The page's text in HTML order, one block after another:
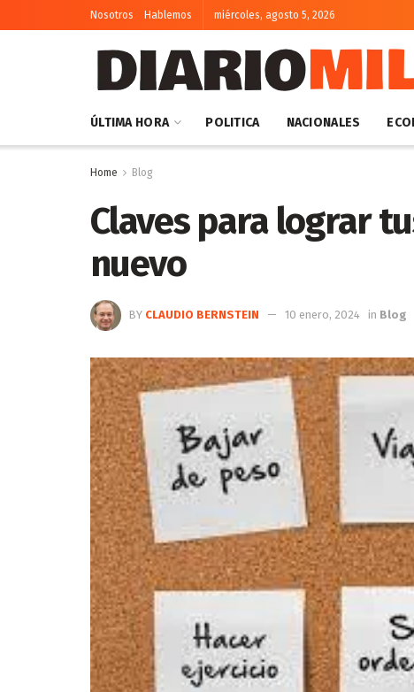
Nosotros Hablemos miércoles, agosto 5, 2026
ÚLTIMA HORA POLITICA NACIONALES
Home Blog
Claves para lograr
nuevo
BY CLAUDIO BERNSTEIN 10 enero, 2024 in Blog